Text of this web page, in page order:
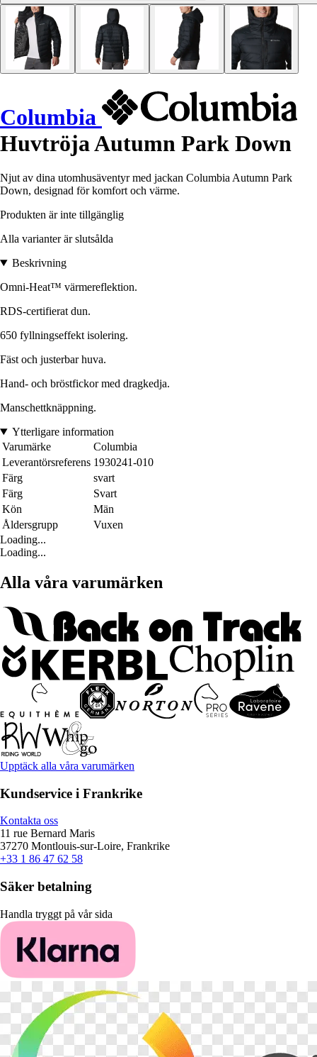
Columbia
Huvtröja Autumn Park Down
Njut av dina utomhusäventyr med jackan Columbia Autumn Park
Down, designad för komfort och värme.
Produkten är inte tillgänglig
Alla varianter är slutsålda
Beskrivning
Omni-Heat™ värmereflektion.
RDS-certifierat dun.
650 fyllningseffekt isolering.
Fäst och justerbar huva.
Hand- och bröstfickor med dragkedja.
Manschettknäppning.
Ytterligare information
Varumärke
Columbia
Leverantörsreferens 1930241-010
Färg
svart
Färg
Svart
Kön
Män
Åldersgrupp
Vuxen
Loading...
Loading...
Alla våra varumärken
Upptäck alla våra varumärken
Kundservice i Frankrike
Kontakta oss
11 rue Bernard Maris
37270 Montlouis-sur-Loire, Frankrike
+33 1 86 47 62 58
Säker betalning
Handla tryggt på vår sida